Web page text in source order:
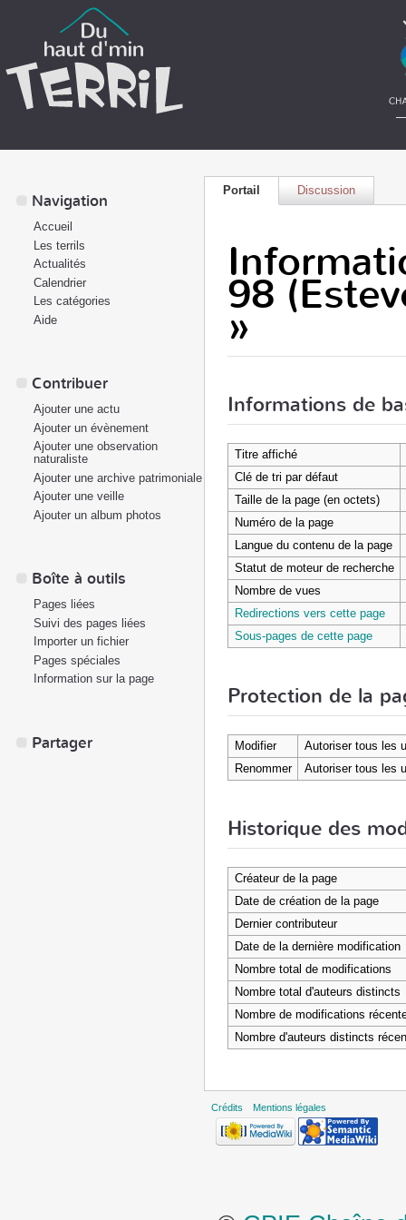
Portail Discussion
98
»
Informations de
Titre affiché
Clé de tri par défaut
Taille de la page (en octets)
Numéro de la page
Langue du contenu de la page
Statut de moteur de recherche
Nombre de vues
Redirections vers cette page
Sous-pages de cette page
Protection de la
Modifier
Autoriser tous les
Renommer
Autoriser tous les
Historique des
Créateur de la page
Date de création de la page
Dernier contributeur
Date de la dernière modification
Nombre total de modifications
Nombre total d'auteurs distincts
Nombre de modifications
Nombre d'auteurs distincts
Navigation
Accueil
Les terrils
Actualités
Calendrier
Les catégories
Aide
Contribuer
Ajouter une actu
Ajouter un évènement
Ajouter une observation
naturaliste
Ajouter une archive patrimoniale
Ajouter une veille
Ajouter un album photos
Boîte à outils
Pages liées
Suivi des pages liées
Importer un fichier
Pages spéciales
Information sur la page
Partager
Crédits Mentions légales